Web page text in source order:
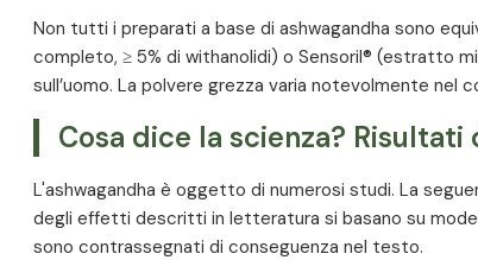
Non tutti i preparati a base di ashwagandha sono
completo, ≥ 5% di withanolidi) o Sensoril® (estratto
sull’uomo. La polvere grezza varia notevolmente
Cosa dice la scienza?
L'ashwagandha è oggetto di numerosi studi. La
degli effetti descritti in letteratura si basano su
sono contrassegnati di conseguenza nel testo.